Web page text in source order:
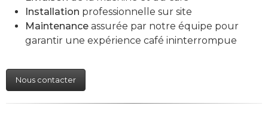
Installation professionnelle sur site
Maintenance assurée par notre équipe pour
garantir une expérience café ininterrompue
Nous contacter